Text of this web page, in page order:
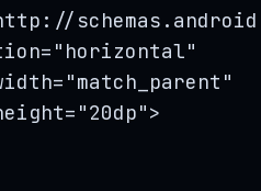
= " horizontal"
= "match_parent "
= "20dp">